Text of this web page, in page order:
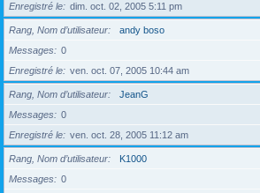
Enregistré le
dim. oct. 02, 2005 5:11 pm
Rang, Nom d’utilisateur
andy boso
Messages
0
Enregistré le
ven. oct. 07, 2005 10:44 am
Rang, Nom d’utilisateur
JeanG
Messages
0
Enregistré le
ven. oct. 28, 2005 11:12 am
Rang, Nom d’utilisateur
K1000
Messages
0